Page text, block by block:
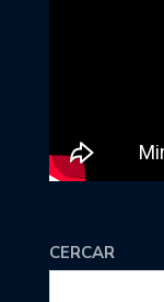
CERCAR